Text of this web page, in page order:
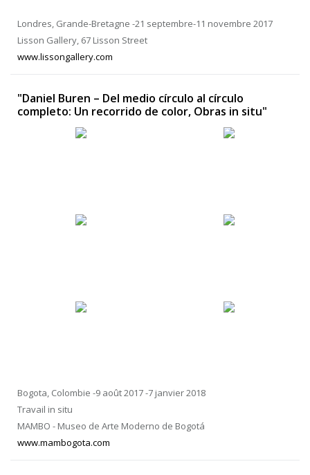
Londres, Grande-Bretagne -21 septembre-11 novembre 2017
Lisson Gallery, 67 Lisson Street
www.lissongallery.com
"Daniel Buren – Del medio círculo al círculo
completo: Un recorrido de color, Obras in situ"
Bogota, Colombie -9 août 2017 -7 janvier 2018
Travail in situ
MAMBO - Museo de Arte Moderno de Bogotá
www.mambogota.com